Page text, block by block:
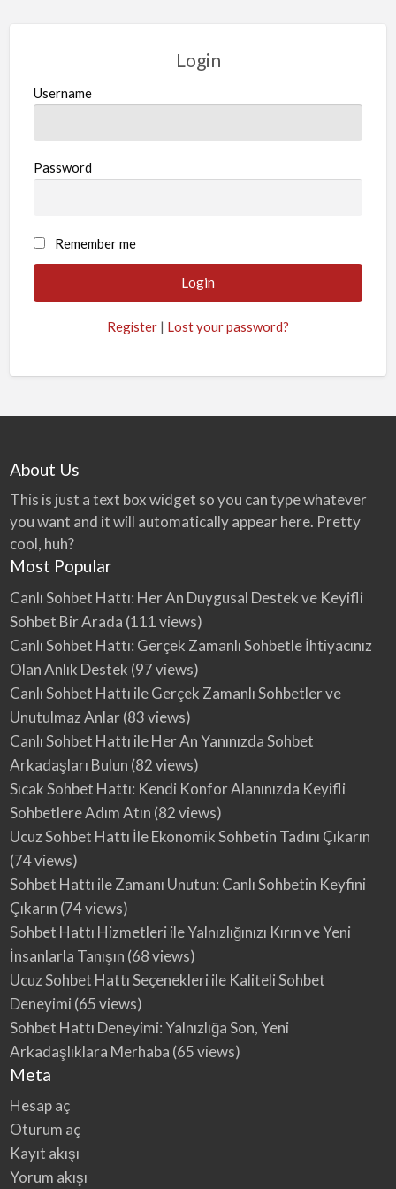
Login
Username
Password
Remember me
Register | Lost your password?
About Us
This is just a text box widget so you can type whatever
you want and it will automatically appear here. Pretty
cool, huh?
Most Popular
Canlı Sohbet Hattı: Her An Duygusal Destek ve Keyifli
Sohbet Bir Arada (111 views)
Canlı Sohbet Hattı: Gerçek Zamanlı Sohbetle İhtiyacınız
Olan Anlık Destek (97 views)
Canlı Sohbet Hattı ile Gerçek Zamanlı Sohbetler ve
Unutulmaz Anlar(83 views)
Canlı Sohbet Hattı ile Her An Yanınızda Sohbet
Arkadaşları Bulun (82 views)
Sıcak Sohbet Hattı: Kendi Konfor Alanınızda Keyifli
Sohbetlere Adım Atın (82 views)
Ucuz Sohbet Hattı İle Ekonomik Sohbetin Tadını Çıkarın
(74 views)
Sohbet Hattı ile Zamanı Unutun: Canlı Sohbetin Keyfini
Çıkarın (74 views)
Sohbet Hattı Hizmetleri ile Yalnızlığınızı Kırın ve Yeni
İnsanlarla Tanışın (68 views)
Ucuz Sohbet Hattı Seçenekleri ile Kaliteli Sohbet
Deneyimi (65 views)
Sohbet Hattı Deneyimi: Yalnızlığa Son, Yeni
Arkadaşlıklara Merhaba (65 views)
Meta
Hesap aç
Oturum aç
Kayıt akışı
Yorum akışı